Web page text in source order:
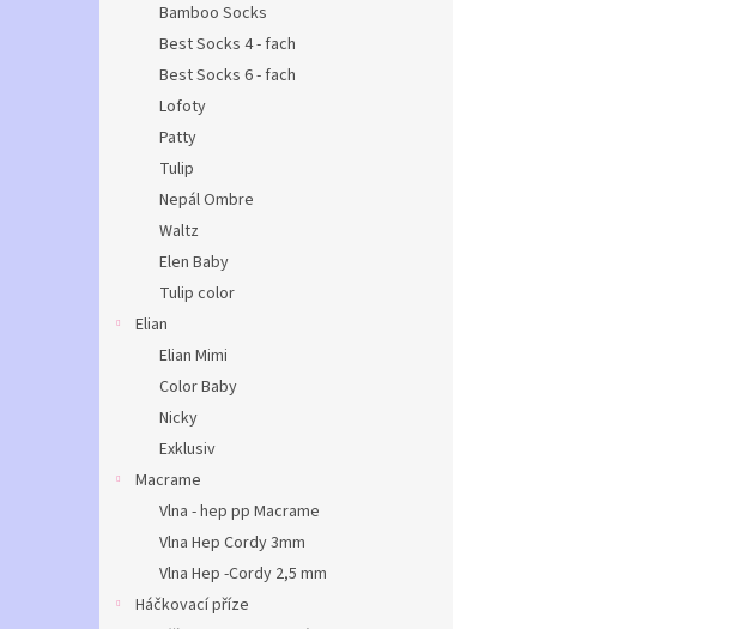
Bamboo Socks
Best Socks 4 - fach
Best Socks 6 - fach
Lofoty
Patty
Tulip
Nepál Ombre
Waltz
Elen Baby
Tulip color
Elian
Elian Mimi
Color Baby
Nicky
Exklusiv
Macrame
Vlna - hep pp Macrame
Vlna Hep Cordy 3mm
Vlna Hep -Cordy 2,5 mm
Háčkovací příze